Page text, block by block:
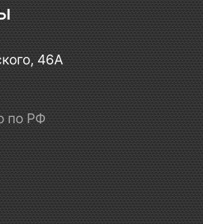
46А
по РФ